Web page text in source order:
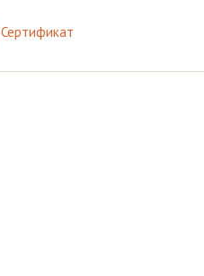
Сертификат